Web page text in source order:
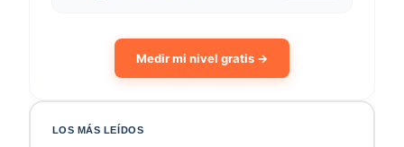
Medir mi nivel gratis →
LOS MÁS LEÍDOS